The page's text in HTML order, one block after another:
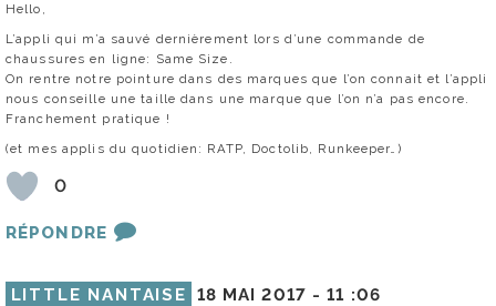
Hello,
L’appli qui m’a sauvé dernièrement lors d’une commande de
chaussures en ligne: Same Size.
On rentre notre pointure dans des marques que l’on connait et l’appli
nous conseille une taille dans une marque que l’on n’a pas encore.
Franchement pratique !
(et mes applis du quotidien: RATP, Doctolib, Runkeeper…)
0
RÉPONDRE
LITTLE NANTAISE 18 MAI 2017 -11 :06